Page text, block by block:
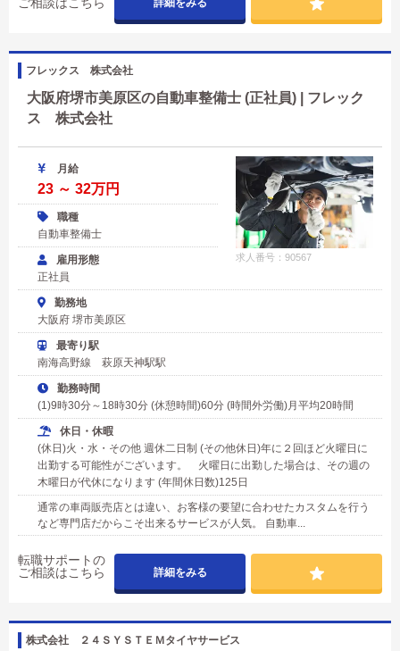
詳細をみる
フレックス 株式会社
大阪府堺市美原区の自動車整備士 (正社員) | フレック
ス 株式会社
求人番号：90567
月給
23 ～ 32万円
職種
自動車整備士
雇用形態
正社員
勤務地
大阪府 堺市美原区
最寄り駅
南海高野線 萩原天神駅駅
勤務時間
(1)9時30分～18時30分 (休憩時間)60分 (時間外労働)月平均20時間
休日・休暇
(休日)火・水・その他 週休二日制 (その他休日)年に２回ほど火曜日に
出勤する可能性がございます。 火曜日に出勤した場合は、その週の
木曜日が代休になります (年間休日数)125日
通常の車両販売店とは違い、お客様の要望に合わせたカスタムを行う
など専門店だからこそ出来るサービスが人気。 自動車...
転職サポートの
ご相談はこちら
詳細をみる
株式会社 ２４ＳＹＳＴＥＭタイヤサービス